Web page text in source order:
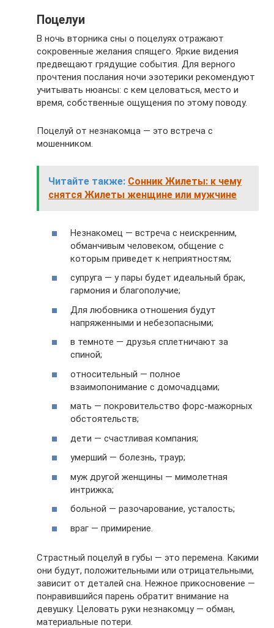
Поцелуи
В ночь вторника сны о поцелуях отражают
сокровенные желания спящего. Яркие видения
предвещают грядущие события. Для верного
прочтения послания ночи эзотерики рекомендуют
учитывать нюансы: с кем целоваться, место и
время, собственные ощущения по этому поводу.
Поцелуй от незнакомца — это встреча с
мошенником.
Читайте также: Сонник Жилеты: к чему
снятся Жилеты женщине или мужчине
Незнакомец — встреча с неискренним,
обманчивым человеком, общение с
которым приведет к неприятностям;
супруга — у пары будет идеальный брак,
гармония и благополучие;
Для любовника отношения будут
напряженными и небезопасными;
в темноте — друзья сплетничают за
спиной;
относительный — полное
взаимопонимание с домочадцами;
мать — покровительство форс-мажорных
обстоятельств;
дети — счастливая компания;
умерший — болезнь, траур;
муж другой женщины — мимолетная
интрижка;
больной — разочарование, усталость;
враг — примирение.
Страстный поцелуй в губы — это перемена. Какими
они будут, положительными или отрицательными,
зависит от деталей сна. Нежное прикосновение —
понравившийся парень обратит внимание на
девушку. Целовать руки незнакомцу — обман,
материальные потери.